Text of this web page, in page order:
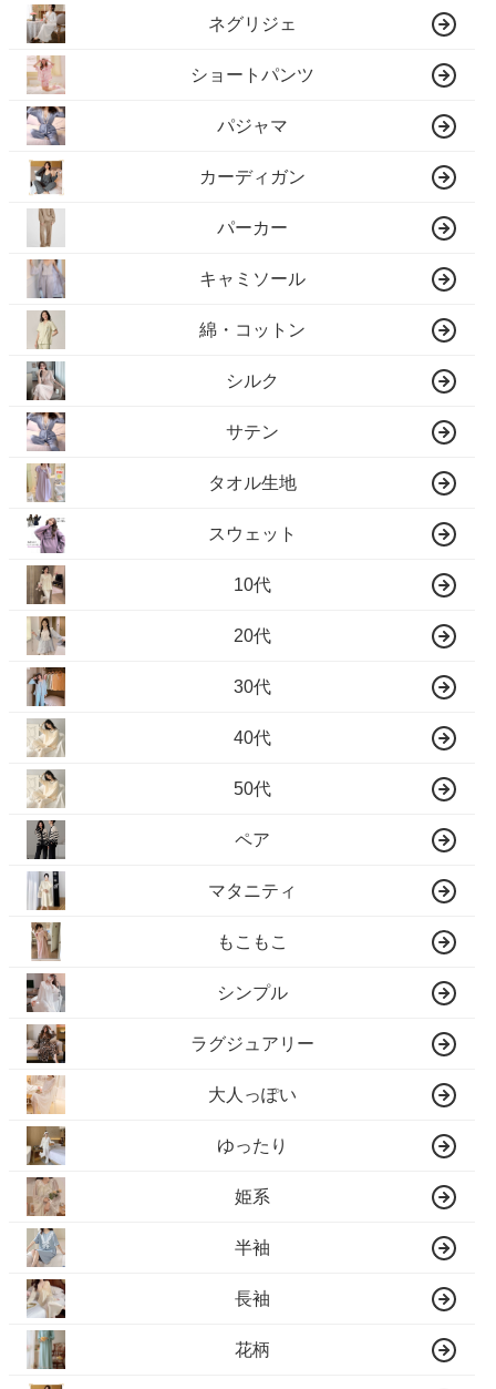
ネグリジェ
ショートパンツ
パジャマ
カーディガン
パーカー
キャミソール
綿・コットン
シルク
サテン
タオル生地
スウェット
10代
20代
30代
40代
50代
ペア
マタニティ
もこもこ
シンプル
ラグジュアリー
大人っぽい
ゆったり
姫系
半袖
長袖
花柄